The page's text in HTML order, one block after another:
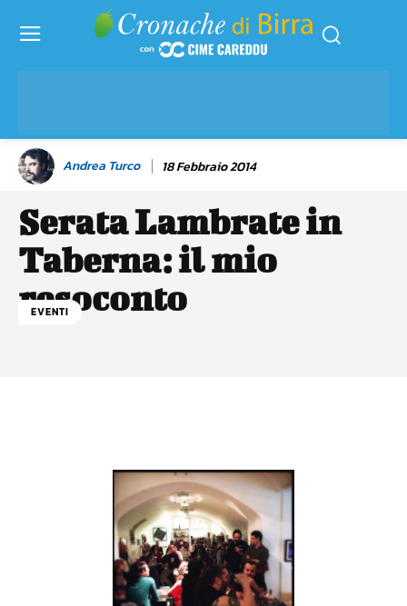
Andrea Turco 18 Febbraio 2014
Serata Lambrate in
Taberna: il mio
resoconto
EVENTI